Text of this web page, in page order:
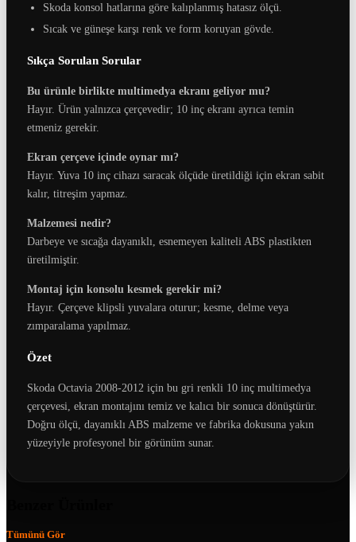
Skoda konsol hatlarına göre kalıplanmış hatasız ölçü.
Sıcak ve güneşe karşı renk ve form koruyan gövde.
Sıkça Sorulan Sorular
Bu ürünle birlikte multimedya ekranı geliyor mu?
Hayır. Ürün yalnızca çerçevedir; 10 inç ekranı ayrıca temin
etmeniz gerekir.
Ekran çerçeve içinde oynar mı?
Hayır. Yuva 10 inç cihazı saracak ölçüde üretildiği için ekran sabit
kalır, titreşim yapmaz.
Malzemesi nedir?
Darbeye ve sıcağa dayanıklı, esnemeyen kaliteli ABS plastikten
üretilmiştir.
Montaj için konsolu kesmek gerekir mi?
Hayır. Çerçeve klipsli yuvalara oturur; kesme, delme veya
zımparalama yapılmaz.
Özet
Skoda Octavia 2008-2012 için bu gri renkli 10 inç multimedya
çerçevesi, ekran montajını temiz ve kalıcı bir sonuca dönüştürür.
Doğru ölçü, dayanıklı ABS malzeme ve fabrika dokusuna yakın
yüzeyiyle profesyonel bir görünüm sunar.
Tümünü Gör